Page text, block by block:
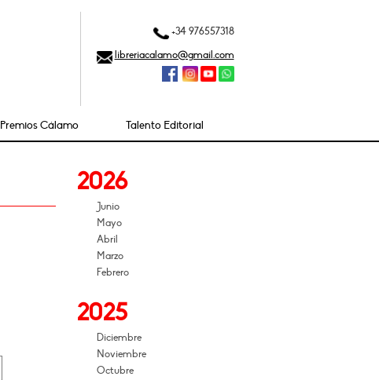
+34 976557318
libreriacalamo@gmail.com
Premios Cálamo Talento Editorial
2026
Junio
Mayo
Abril
Marzo
Febrero
2025
Diciembre
Noviembre
Octubre